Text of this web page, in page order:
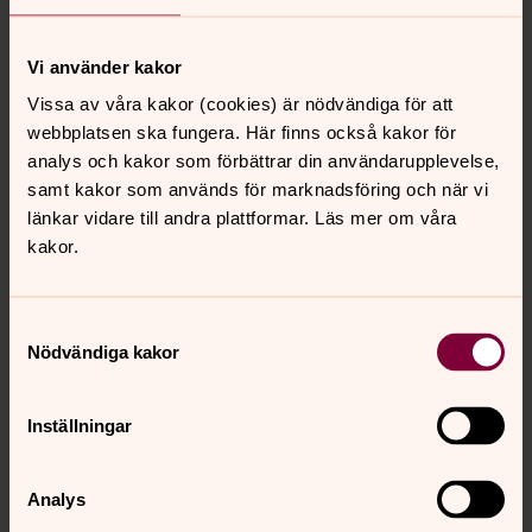
Vi använder kakor
Vissa av våra kakor (cookies) är nödvändiga för att
webbplatsen ska fungera. Här finns också kakor för
analys och kakor som förbättrar din användarupplevelse,
samt kakor som används för marknadsföring och när vi
länkar vidare till andra plattformar. Läs mer om våra
kakor.
Nödvändiga kakor
Inställningar
Analys
Vissa budord föregås av en längre förklaring, medan
De liturgiska färgerna
Liturgiska färger är ett sätt att i kyrkan markera olika
stämningslägen för olika firningsdagar.
Symboler i kyrkan
symbolerna i rummet blir det också mer givande att se
det som händer under en gudstjänst. Symbolerna
många symboler har faktiskt varit i bruk i snart tvåtusen